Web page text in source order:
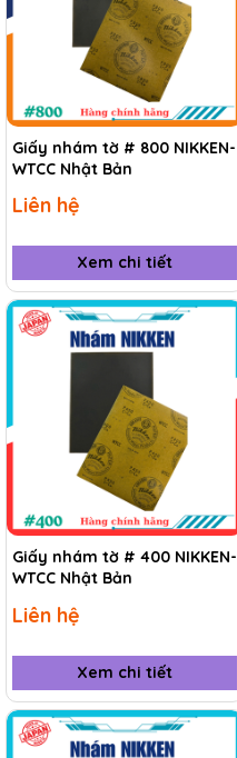
Giấy nhám tờ # 800 NIKKEN-
WTCC Nhật Bản
Liên hệ
Xem chi tiết
Giấy nhám tờ # 400 NIKKEN-
WTCC Nhật Bản
Liên hệ
Xem chi tiết